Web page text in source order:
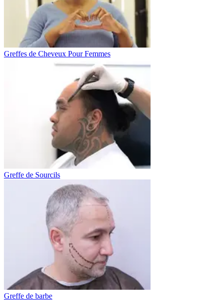
Greffes de Cheveux Pour Femmes
Greffe de Sourcils
Greffe de barbe